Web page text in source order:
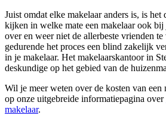
Juist omdat elke makelaar anders is, is het
kijken in welke mate een makelaar ook bij
over en weer niet de allerbeste vrienden
gedurende het proces een blind zakelijk
in je makelaar. Het makelaarskantoor in
deskundige op het gebied van de
Wil je meer weten over de kosten van een
op onze uitgebreide informatiepagina over
makelaar.